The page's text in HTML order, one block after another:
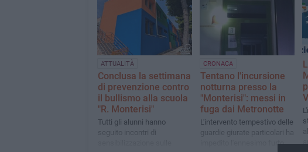
ATTUALITÀ
Conclusa la settimana
di prevenzione contro
il bullismo alla scuola
"R. Monterisi"
Tutti gli alunni hanno
seguito incontri di
CRONACA
Tentano l'incursione
notturna presso la
"Monterisi": messi in
fuga dai Metronotte
L'intervento tempestivo delle
guardie giurate particolari ha
impedito l'ennesimo furto